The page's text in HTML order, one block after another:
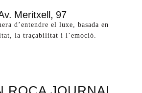
Meritxell, 97
d’entendre el luxe, basada en
la traçabilitat i l’emoció.